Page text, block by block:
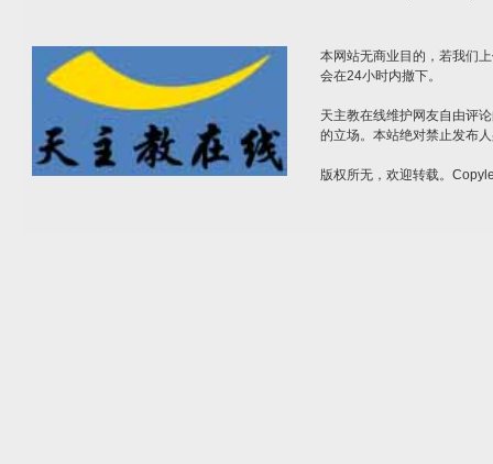
本网站无商业目的，若我们
会在24小时内撤下。
天主教在线维护网友自由评
的立场。本站绝对禁止发布
版权所无，欢迎转载。